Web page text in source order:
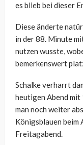
es blieb bei dieser
Diese änderte
in der 88. Minute
nutzen wusste,
bemerkenswert
Schalke verharrt
heutigen Abend
man noch weiter
Königsblauen beim
Freitagabend.